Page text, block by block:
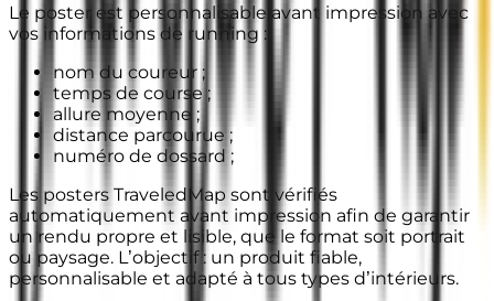
Le poster est personnalisable avant impression avec
vos informations de running :
nom du coureur ;
temps de course ;
allure moyenne ;
distance parcourue ;
numéro de dossard ;
Les posters TraveledMap sont vérifiés
automatiquement avant impression afin de garantir
un rendu propre et lisible, que le format soit portrait
ou paysage. L’objectif : un produit fiable,
personnalisable et adapté à tous types d’intérieurs.